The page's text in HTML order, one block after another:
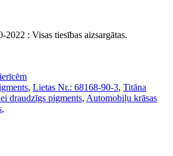
: Visas tiesības aizsargātas.
, Lietas Nr.: 68168-90-3, Titāna
draudzīgs pigments, Automobiļu krāsas
,